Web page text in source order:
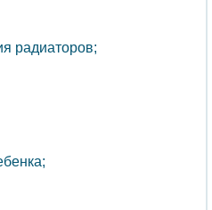
радиаторов;